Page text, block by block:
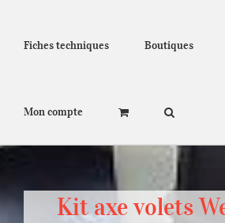
Fiches techniques Boutiques
Mon compte
Kit axe volets